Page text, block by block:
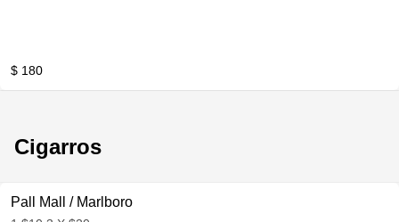
$ 180
Cigarros
Pall Mall / Marlboro